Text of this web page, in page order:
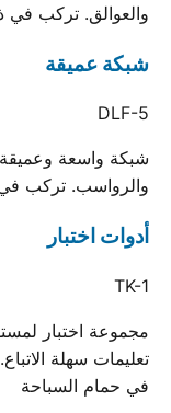
والعوالق. تركب في
شبكة عميقة
DLF-5
شبكة واسعة
والرواسب. تركب في
أدوات اختبار
TK-1
مجموعة اختبار
تعليمات سهلة
في حمام السباحة